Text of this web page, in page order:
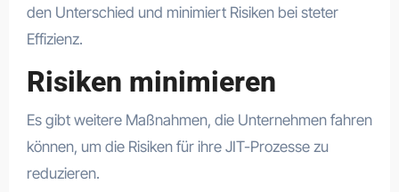
den Unterschied und minimiert Risiken bei steter
Effizienz.
Risiken minimieren
Es gibt weitere Maßnahmen, die Unternehmen fahren
können, um die Risiken für ihre JIT-Prozesse zu
reduzieren.